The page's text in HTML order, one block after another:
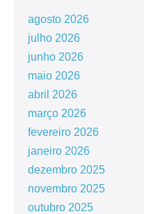
agosto 2026
julho 2026
junho 2026
maio 2026
abril 2026
março 2026
fevereiro 2026
janeiro 2026
dezembro 2025
novembro 2025
outubro 2025